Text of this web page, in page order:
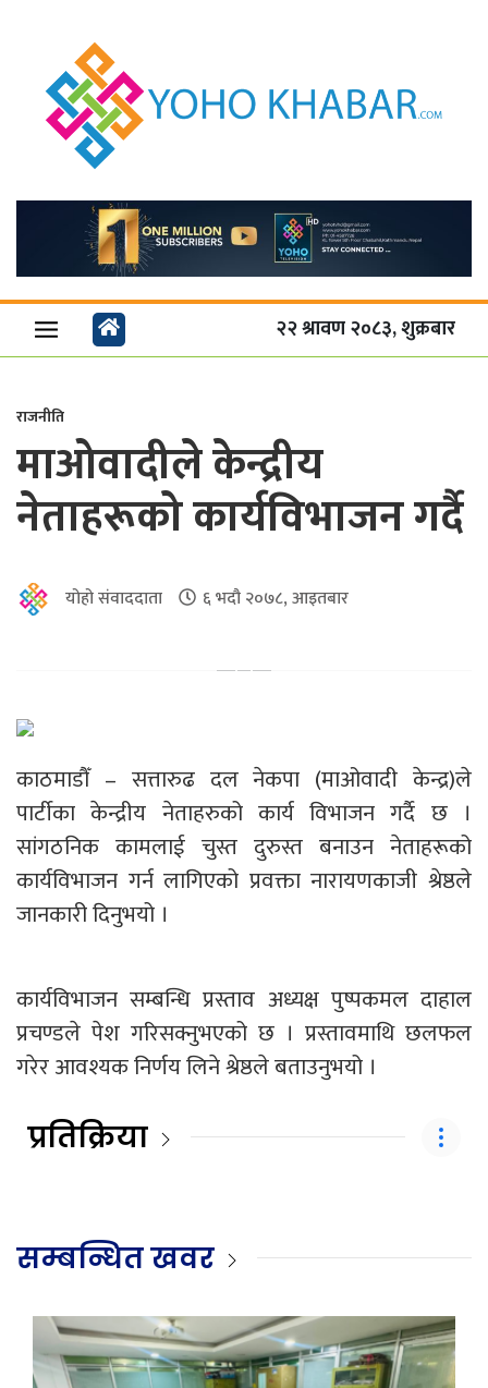
२२ श्रावण २०८३, शुक्रबार
राजनीति
माओवादीले केन्द्रीय
नेताहरूको कार्यविभाजन गर्दै
योहो संवाददाता ६ भदौ २०७८, आइतबार
काठमाडौँ – सत्तारुढ दल नेकपा (माओवादी केन्द्र)ले
पार्टीका केन्द्रीय नेताहरुको कार्य विभाजन गर्दै छ ।
सांगठनिक कामलाई चुस्त दुरुस्त बनाउन नेताहरूको
कार्यविभाजन गर्न लागिएको प्रवक्ता नारायणकाजी श्रेष्ठले
जानकारी दिनुभयो ।
कार्यविभाजन सम्बन्धि प्रस्ताव अध्यक्ष पुष्पकमल दाहाल
प्रचण्डले पेश गरिसक्नुभएको छ । प्रस्तावमाथि छलफल
गरेर आवश्यक निर्णय लिने श्रेष्ठले बताउनुभयो ।
प्रतिक्रिया
सम्बन्धित खवर